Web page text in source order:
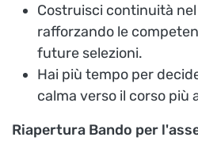
Costruisci continuità
rafforzando le
future selezioni.
Hai più tempo per
calma verso il corso più
Riapertura Bando per